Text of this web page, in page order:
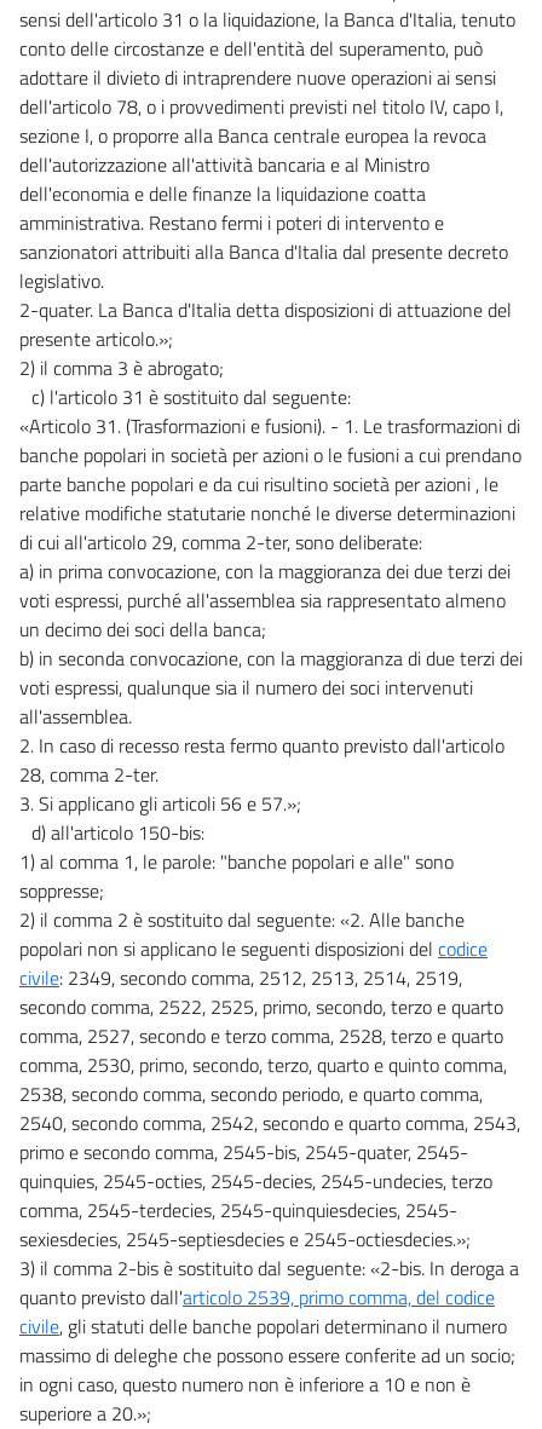
sensi dell'articolo 31 o la liquidazione, la Banca d'Italia, tenuto
conto delle circostanze e dell'entità del superamento, può
adottare il divieto di intraprendere nuove operazioni ai sensi
dell'articolo 78, o i provvedimenti previsti nel titolo IV, capo I,
sezione I, o proporre alla Banca centrale europea la revoca
dell'autorizzazione all'attività bancaria e al Ministro
dell'economia e delle finanze la liquidazione coatta
amministrativa. Restano fermi i poteri di intervento e
sanzionatori attribuiti alla Banca d'Italia dal presente decreto
legislativo.
2-quater. La Banca d'Italia detta disposizioni di attuazione del
presente articolo.»;
2) il comma 3 è abrogato;
c) l'articolo 31 è sostituito dal seguente:
«Articolo 31. (Trasformazioni e fusioni). - 1. Le trasformazioni di
banche popolari in società per azioni o le fusioni a cui prendano
parte banche popolari e da cui risultino società per azioni , le
relative modifiche statutarie nonché le diverse determinazioni
di cui all'articolo 29, comma 2-ter, sono deliberate:
a) in prima convocazione, con la maggioranza dei due terzi dei
voti espressi, purché all'assemblea sia rappresentato almeno
un decimo dei soci della banca;
b) in seconda convocazione, con la maggioranza di due terzi dei
voti espressi, qualunque sia il numero dei soci intervenuti
all'assemblea.
2. In caso di recesso resta fermo quanto previsto dall'articolo
28, comma 2-ter.
3. Si applicano gli articoli 56 e 57.»;
d) all'articolo 150-bis:
1) al comma 1, le parole: "banche popolari e alle" sono
soppresse;
2) il comma 2 è sostituito dal seguente: «2. Alle banche
popolari non si applicano le seguenti disposizioni del codice
civile: 2349, secondo comma, 2512, 2513, 2514, 2519,
secondo comma, 2522, 2525, primo, secondo, terzo e quarto
comma, 2527, secondo e terzo comma, 2528, terzo e quarto
comma, 2530, primo, secondo, terzo, quarto e quinto comma,
2538, secondo comma, secondo periodo, e quarto comma,
2540, secondo comma, 2542, secondo e quarto comma, 2543,
primo e secondo comma, 2545-bis, 2545-quater, 2545-
quinquies, 2545-octies, 2545-decies, 2545-undecies, terzo
comma, 2545-terdecies, 2545-quinquiesdecies, 2545-
sexiesdecies, 2545-septiesdecies e 2545-octiesdecies.»;
3) il comma 2-bis è sostituito dal seguente: «2-bis. In deroga a
quanto previsto dall'articolo 2539, primo comma, del codice
civile, gli statuti delle banche popolari determinano il numero
massimo di deleghe che possono essere conferite ad un socio;
in ogni caso, questo numero non è inferiore a 10 e non è
superiore a 20.»;